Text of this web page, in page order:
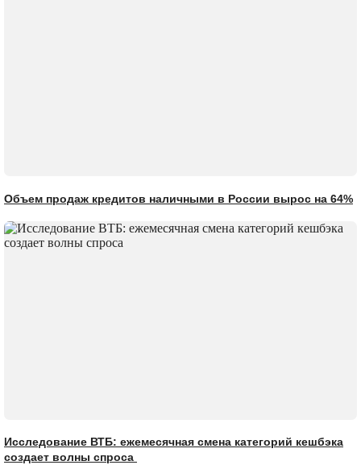
Объем продаж кредитов наличными в России вырос на 64%
Исследование ВТБ: ежемесячная смена категорий кешбэка
создает волны спроса